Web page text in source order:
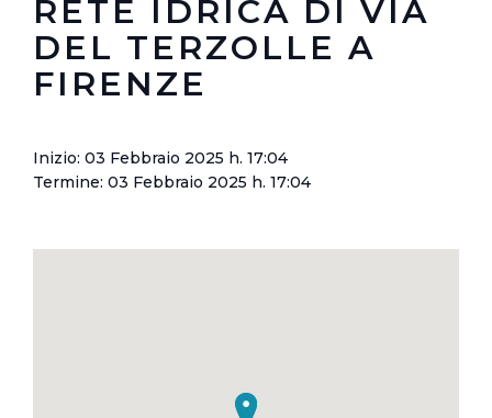
RETE IDRICA DI VIA
DEL TERZOLLE A
FIRENZE
Inizio: 03 Febbraio 2025 h. 17:04
Termine: 03 Febbraio 2025 h. 17:04